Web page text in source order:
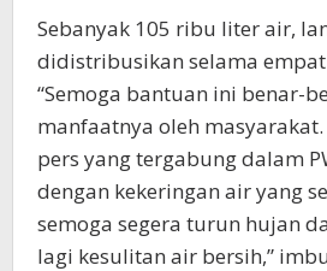
Sebanyak 105 ribu liter air,
didistribusikan selama
“Semoga bantuan ini benar-
manfaatnya oleh
pers yang tergabung dalam
dengan kekeringan air yang
semoga segera turun hujan
lagi kesulitan air bersih,”